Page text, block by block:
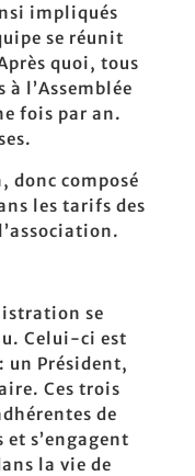
impliqués
se réunit
quoi, tous
à l’Assemblée
fois par an.
donc composé
les tarifs des
se
Celui-ci est
un Président,
Ces trois
de
s’engagent
la vie de